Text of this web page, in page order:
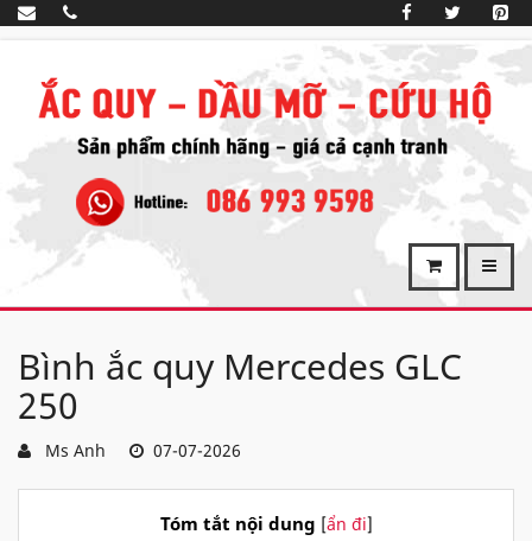
Bình ắc quy Mercedes GLC
250
Ms Anh 07-07-2026
Tóm tắt nội dung [ẩn đi]